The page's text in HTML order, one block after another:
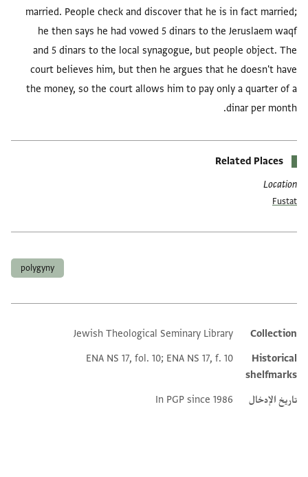
married. People check and discover that he is in fact married;
he then says he had vowed 5 dinars to the Jeruslaem waqf
and 5 dinars to the local synagogue, but people object. The
court believes him, but then he argues that he doesn't have
the money, so the court allows him to pay only a quarter of a
dinar per month.
Related Places
Location
Fustat
polygyny
Additional metadata
Collection
Jewish Theological Seminary Library
Historical
shelfmarks
ENA NS 17, fol. 10; ENA NS 17, f. 10
تاريخ الإدخال In PGP since 1986